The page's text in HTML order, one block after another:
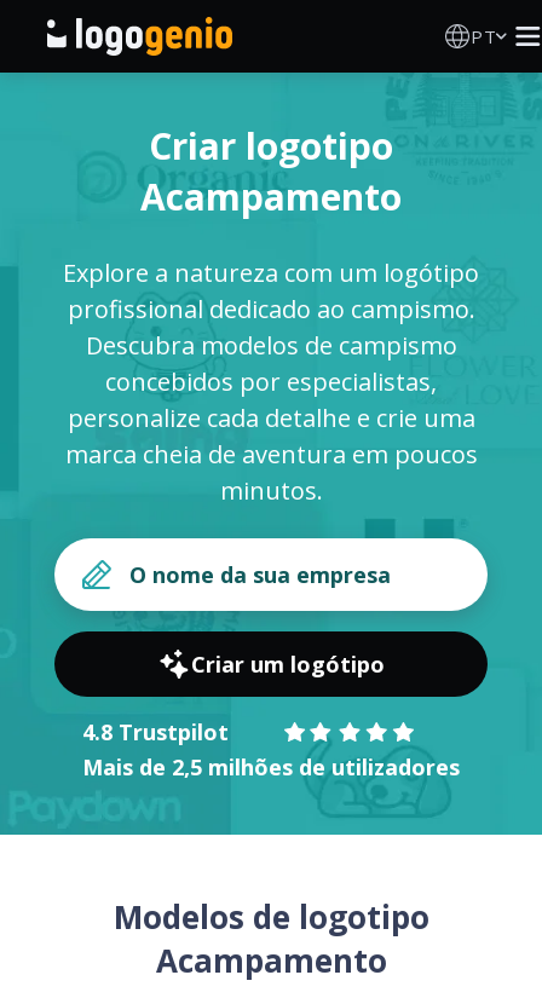
PT
Gerador de logótipos IA
Produtos impressos
Blog
Criar logotipo
Acampamento
Explore a natureza com um logótipo
profissional dedicado ao campismo.
Descubra modelos de campismo
concebidos por especialistas,
personalize cada detalhe e crie uma
marca cheia de aventura em poucos
minutos.
Criar um logótipo
4.8 Trustpilot
Mais de 2,5 milhões de utilizadores
Modelos de logotipo
Acampamento